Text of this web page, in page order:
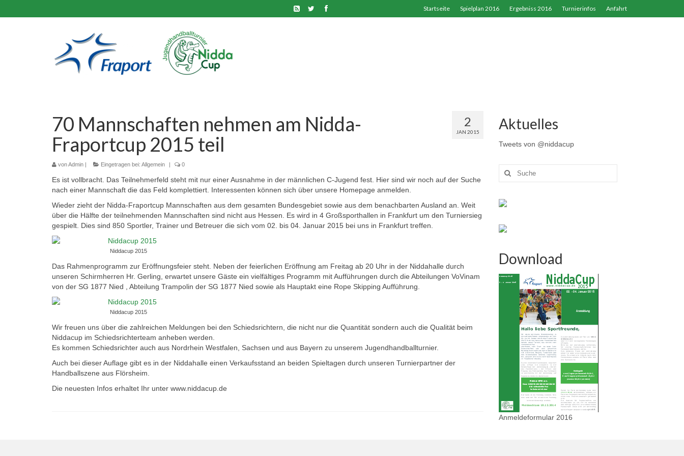
Startseite Spielplan 2016 Ergebniss 2016 Turnierinfos Anfahrt
2
JAN 2015
70 Mannschaften nehmen am Nidda-
Fraportcup 2015 teil
vonAdmin | Eingetragen bei: Allgemein | 0
Es ist vollbracht. Das Teilnehmerfeld steht mit nur einer Ausnahme in der männlichen C-Jugend fest. Hier sind wir noch auf der Suche
nach einer Mannschaft die das Feld komplettiert. Interessenten können sich über unsere Homepage anmelden.
Wieder zieht der Nidda-Fraportcup Mannschaften aus dem gesamten Bundesgebiet sowie aus dem benachbarten Ausland an. Weit
über die Hälfte der teilnehmenden Mannschaften sind nicht aus Hessen. Es wird in 4 Großsporthallen in Frankfurt um den Turniersieg
gespielt. Dies sind 850 Sportler, Trainer und Betreuer die sich vom 02. bis 04. Januar 2015 bei uns in Frankfurt treffen.
Niddacup 2015
Das Rahmenprogramm zur Eröffnungsfeier steht. Neben der feierlichen Eröffnung am Freitag ab 20 Uhr in der Niddahalle durch
unseren Schirmherren Hr. Gerling, erwartet unsere Gäste ein vielfältiges Programm mit Aufführungen durch die Abteilungen VoVinam
von der SG 1877 Nied , Abteilung Trampolin der SG 1877 Nied sowie als Hauptakt eine Rope Skipping Aufführung.
Niddacup 2015
Wir freuen uns über die zahlreichen Meldungen bei den Schiedsrichtern, die nicht nur die Quantität sondern auch die Qualität beim
Niddacup im Schiedsrichterteam anheben werden.
Es kommen Schiedsrichter auch aus Nordrhein Westfalen, Sachsen und aus Bayern zu unserem Jugendhandballturnier.
Auch bei dieser Auflage gibt es in der Niddahalle einen Verkaufsstand an beiden Spieltagen durch unseren Turnierpartner der
Handballszene aus Flörsheim.
Die neuesten Infos erhaltet Ihr unter www.niddacup.de
Aktuelles
Tweets von @niddacup
Download
Anmeldeformular 2016